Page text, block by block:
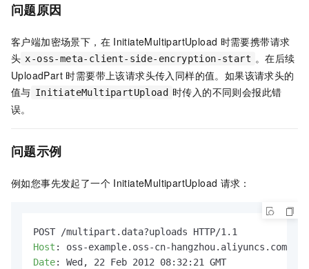
问题原因
客户端加密场景下，在 InitiateMultipartUpload 时需要携带请求
头 x-oss-meta-client-side-encryption-start 。在后续
UploadPart 时需要带上该请求头传入同样的值。如果该请求头的
值与 InitiateMultipartUpload 时传入的不同则会报此错
误。
问题示例
例如您事先发起了一个 InitiateMultipartUpload 请求：
Host :
Date: